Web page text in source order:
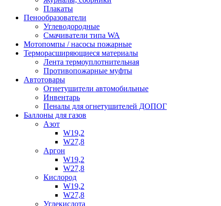
Плакаты
Пенообразователи
Углеводородные
Смачиватели типа WA
Мотопомпы / насосы пожарные
Терморасширяющиеся материалы
Лента термоуплотнительная
Противопожарные муфты
Автотовары
Огнетушители автомобильные
Инвентарь
Пеналы для огнетушителей ДОПОГ
Баллоны для газов
Азот
W19,2
W27,8
Аргон
W19,2
W27,8
Кислород
W19,2
W27,8
Углекислота